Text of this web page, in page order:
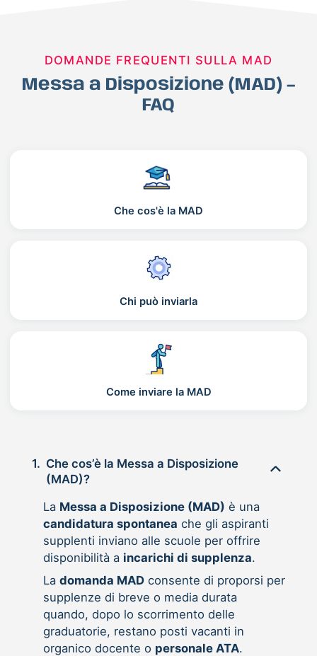
DOMANDE FREQUENTI SULLA MAD
Messa a Disposizione (MAD) –
FAQ
Che cos'è la MAD
Chi può inviarla
Come inviare la MAD
1. Che cos’è la Messa a Disposizione
(MAD)?
La Messa a Disposizione (MAD) è una
candidatura spontanea che gli aspiranti
supplenti inviano alle scuole per offrire
disponibilità a incarichi di supplenza.
La domanda MADconsente di proporsi per
supplenze di breve o media durata
quando, dopo lo scorrimento delle
graduatorie, restano posti vacanti in
organico docente o personale ATA.